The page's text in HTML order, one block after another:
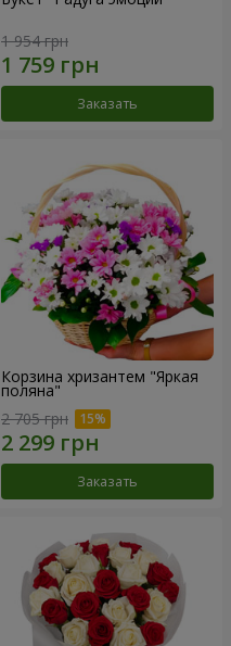
1 954 грн
Заказать
Корзина хризантем "Яркая
поляна"
2 705 грн
Заказать